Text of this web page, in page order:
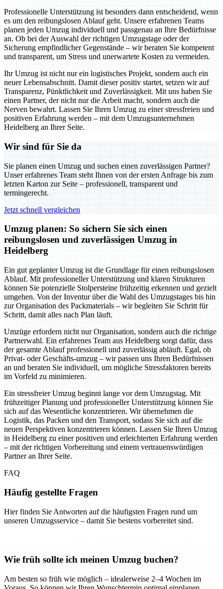
Professionelle Unterstützung ist besonders dann entscheidend, wenn
es um den reibungslosen Ablauf geht. Unsere erfahrenen Teams
planen jeden Umzug individuell und passgenau an Ihre Bedürfnisse
an. Ob bei der Auswahl der richtigen Umzugstage oder der
Sicherung empfindlicher Gegenstände – wir beraten Sie kompetent
und transparent, um Stress und unerwartete Kosten zu vermeiden.
Ihr Umzug ist nicht nur ein logistisches Projekt, sondern auch ein
neuer Lebensabschnitt. Damit dieser positiv startet, setzen wir auf
Transparenz, Pünktlichkeit und Zuverlässigkeit. Mit uns haben Sie
einen Partner, der nicht nur die Arbeit macht, sondern auch die
Nerven bewahrt. Lassen Sie Ihren Umzug zu einer stressfreien und
positiven Erfahrung werden – mit dem Umzugsunternehmen
Heidelberg an Ihrer Seite.
Wir sind für Sie da
Sie planen einen Umzug und suchen einen zuverlässigen Partner?
Unser erfahrenes Team steht Ihnen von der ersten Anfrage bis zum
letzten Karton zur Seite – professionell, transparent und
termingerecht.
Jetzt schnell vergleichen
Umzug planen: So sichern Sie sich einen
reibungslosen und zuverlässigen Umzug in
Heidelberg
Ein gut geplanter Umzug ist die Grundlage für einen reibungslosen
Ablauf. Mit professioneller Unterstützung und klaren Strukturen
können Sie potenzielle Stolpersteine frühzeitig erkennen und gezielt
umgehen. Von der Inventur über die Wahl des Umzugstages bis hin
zur Organisation des Packmaterials – wir begleiten Sie Schritt für
Schritt, damit alles nach Plan läuft.
Umzüge erfordern nicht nur Organisation, sondern auch die richtige
Partnerwahl. Ein erfahrenes Team aus Heidelberg sorgt dafür, dass
der gesamte Ablauf professionell und zuverlässig abläuft. Egal, ob
Privat- oder Geschäfts-umzug – wir passen uns Ihren Bedürfnissen
an und beraten Sie individuell, um mögliche Stressfaktoren bereits
im Vorfeld zu minimieren.
Ein stressfreier Umzug beginnt lange vor dem Umzugstag. Mit
frühzeitiger Planung und professioneller Unterstützung können Sie
sich auf das Wesentliche konzentrieren. Wir übernehmen die
Logistik, das Packen und den Transport, sodass Sie sich auf die
neuen Perspektiven konzentrieren können. Lassen Sie Ihren Umzug
in Heidelberg zu einer positiven und erleichterten Erfahrung werden
– mit der richtigen Vorbereitung und einem vertrauenswürdigen
Partner an Ihrer Seite.
FAQ
Häufig gestellte Fragen
Hier finden Sie Antworten auf die häufigsten Fragen rund um
unseren Umzugsservice – damit Sie bestens vorbereitet sind.
Wie früh sollte ich meinen Umzug buchen?
Am besten so früh wie möglich – idealerweise 2–4 Wochen im